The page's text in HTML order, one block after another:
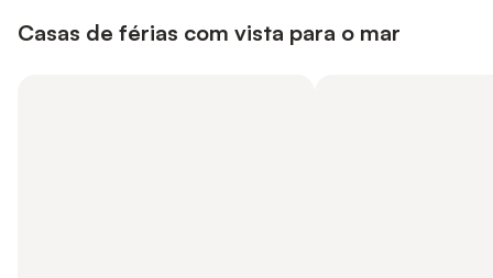
Casas de férias com vista para o mar